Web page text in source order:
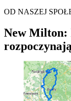
OD NASZEJ
New Milton: